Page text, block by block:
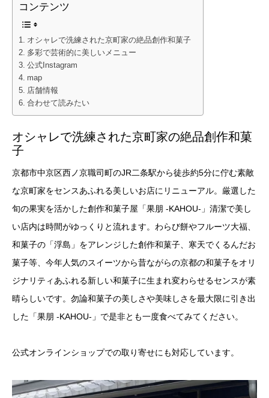
コンテンツ
オシャレで洗練された京町家の絶品創作和菓子
多彩で芸術的に美しいメニュー
公式Instagram
map
店舗情報
合わせて読みたい
オシャレで洗練された京町家の絶品創作和菓
子
京都市中京区西ノ京職司町のJR二条駅から徒歩約5分に佇む素敵
な京町家をセンスあふれる美しいお店にリニューアル。厳選した
旬の果実を活かした創作和菓子屋「果朋 -KAHOU-」清潔で美し
い店内は時間がゆっくりと流れます。わらび餅やフルーツ大福、
和菓⼦の「浮島」をアレンジした創作和菓⼦、寒天でくるんだお
菓子等、今年人気のスイーツから昔ながらの京都の和菓子をオリ
ジナリティあふれる新しい和菓子に生まれ変わらせるセンスが素
晴らしいです。勿論和菓子の美しさや美味しさを最大限に引き出
した「果朋 -KAHOU-」で是非とも一度食べてみてください。
公式オンラインショップでの取り寄せにも対応しています。